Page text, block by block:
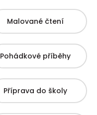
Malované čtení
Pohádkové příběhy
Příprava do školy